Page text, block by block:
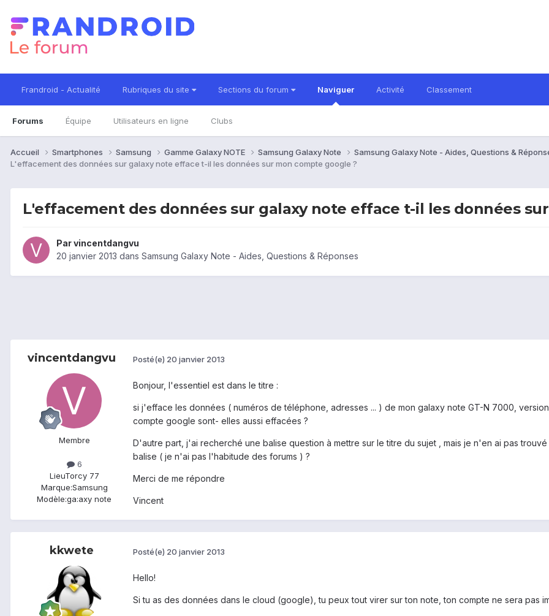
Frandroid - Actualité Rubriques du site Sections du forum Naviguer
Forums Équipe Utilisateurs en ligne Clubs
Activité Classement
Accueil Smartphones Samsung Gamme Galaxy NOTE Samsung Galaxy Note
Samsung Galaxy Note - Aides, Questions &
L'effacement des données sur galaxy note efface t-il les données sur mon compte google ?
L'effacement des données sur galaxy note efface t-il les données
Parvincentdangvu
20 janvier 2013 dans Samsung Galaxy Note - Aides, Questions & Réponses
vincentdangvu
Membre
6
LieuTorcy 77
Marque:Samsung
Modèle:ga:axy note
Posté(e) 20 janvier 2013
Bonjour, l'essentiel est dans le titre :
si j'efface les données ( numéros de téléphone, adresses ... ) de mon galaxy note GT-N 7000,
compte google sont- elles aussi effacées ?
D'autre part, j'ai recherché une balise question à mettre sur le titre du sujet , mais je n'en ai pas
balise ( je n'ai pas l'habitude des forums ) ?
Merci de me répondre
Vincent
kkwete Posté(e) 20 janvier 2013
Hello!
Si tu as des données dans le cloud (google), tu peux tout virer sur ton note, ton compte ne sera pas